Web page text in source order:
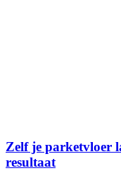
Zelf je parketvloer
resultaat